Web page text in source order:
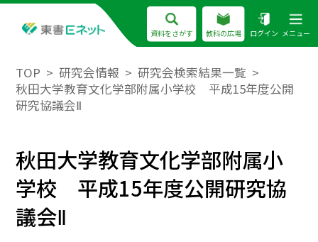
資料をさがす 教科の広場 ログイン メニュー
TOP 研究会情報
研究会検索結果一覧
秋田大学教育文化学部附属小学校 平成15年度公開
研究協議会Ⅱ
秋田大学教育文化学部附属小
学校 平成15年度公開研究協
議会Ⅱ